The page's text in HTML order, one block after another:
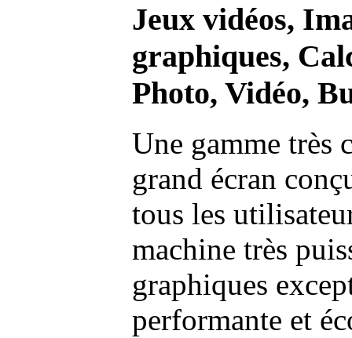
Jeux vidéos,
graphiques,
Photo, Vidéo,
Une gamme très
grand écran
tous les
machine très
graphiques
performante et